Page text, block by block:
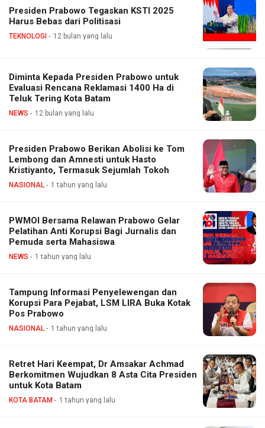
Presiden Prabowo Tegaskan KSTI 2025
Harus Bebas dari Politisasi
TEKNOLOGI 12 bulan yang lalu
Diminta Kepada Presiden Prabowo untuk
Evaluasi Rencana Reklamasi 1400 Ha di
Teluk Tering Kota Batam
NEWS 12 bulan yang lalu
Presiden Prabowo Berikan Abolisi ke Tom
Lembong dan Amnesti untuk Hasto
Kristiyanto, Termasuk Sejumlah Tokoh
NASIONAL 1 tahun yang lalu
PWMOI Bersama Relawan Prabowo Gelar
Pelatihan Anti Korupsi Bagi Jurnalis dan
Pemuda serta Mahasiswa
NEWS 1 tahun yang lalu
Tampung Informasi Penyelewengan dan
Korupsi Para Pejabat, LSM LIRA Buka Kotak
Pos Prabowo
NASIONAL 1 tahun yang lalu
Retret Hari Keempat, Dr Amsakar Achmad
Berkomitmen Wujudkan 8 Asta Cita Presiden
untuk Kota Batam
KOTA BATAM 1 tahun yang lalu